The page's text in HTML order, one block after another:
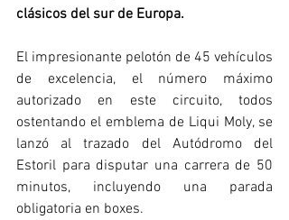
clásicos del sur de Europa.
El impresionante pelotón de 45 vehículos
de excelencia, el número máximo
autorizado en este circuito, todos
ostentando el emblema de Liqui Moly, se
lanzó al trazado del Autódromo del
Estoril para disputar una carrera de 50
minutos, incluyendo una parada
obligatoria en boxes.